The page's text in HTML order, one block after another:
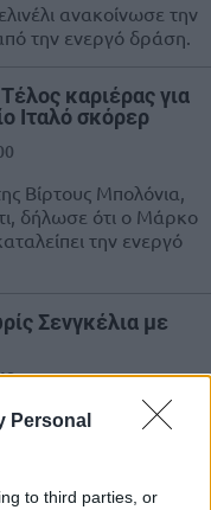
Personal
to third parties, or
ανακοίνωσε την
την ενεργό δράση.
καριέρας για
Ιταλό σκόρερ
Βίρτους Μπολόνια,
δήλωσε ότι ο Μάρκο
την ενεργό
Σενγκέλια με
η Βίρτους για